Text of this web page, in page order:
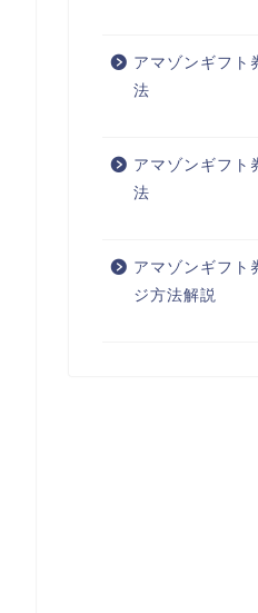
アマゾンギフト
法
アマゾンギフト
法
アマゾンギフト
ジ方法解説